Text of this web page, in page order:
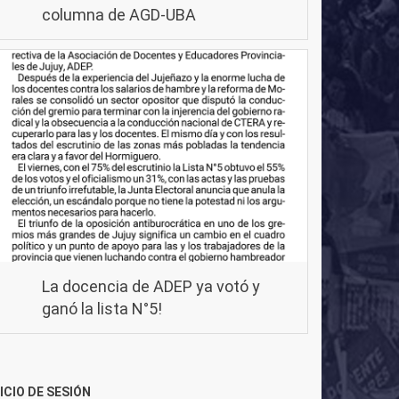
columna de AGD-UBA
La docencia de ADEP ya votó y
ganó la lista N°5!
DE SESIÓN